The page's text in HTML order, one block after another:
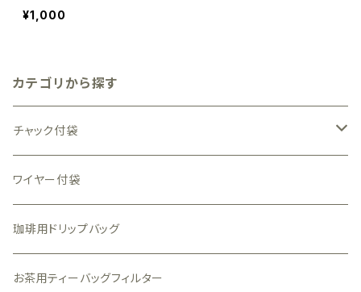
0×120×270mm
8枚
¥1,000
カテゴリから探す
チャック付袋
透明（中身が見える）袋
全面透明素材
透かし柄素材
一部窓付袋
クラフト
アルミ・アルミ蒸着（中身が見えない）袋
ワイヤー付袋
珈琲用ドリップバッグ
お茶用ティーバッグフィルター